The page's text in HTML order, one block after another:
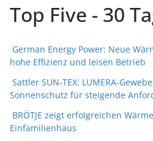
Top Five - 30
German Energy Power: Neue
hohe Effizienz und leisen Betrieb
Sattler SUN-TEX: LUMERA-
Sonnenschutz für steigende
BRÖTJE zeigt erfolgreichen
Einfamilienhaus